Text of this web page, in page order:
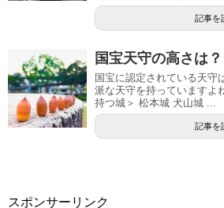
記事を
国宝天守の高さは
国宝に認定されている天守
派な天守を持っていますよ
持つ城＞ 松本城 犬山城 ...
記事を
スポンサーリンク